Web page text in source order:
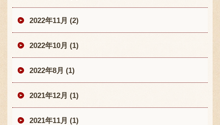
2022年11月 (2)
2022年10月 (1)
2022年8月 (1)
2021年12月 (1)
2021年11月 (1)